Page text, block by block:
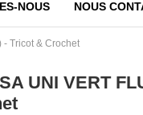
NOUS NOUS
- Tricot & Crochet
UNI VERT